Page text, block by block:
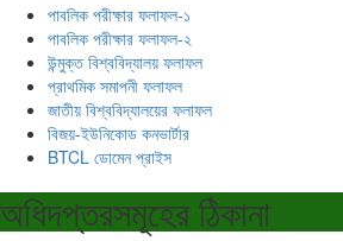
পাবলিক পরীক্ষার ফলাফল-১
পাবলিক পরীক্ষার ফলাফল-২
উন্মুক্ত বিশ্ববিদ্যালয় ফলাফল
প্রাথমিক সমাপনী ফলাফল
জাতীয় বিশ্ববিদ্যালয়ের ফলাফল
বিজয়-ইউনিকোড কনভার্টার
BTCL ডোমেন প্রাইস
অধিদপ্তরসমূহের ঠিকানা